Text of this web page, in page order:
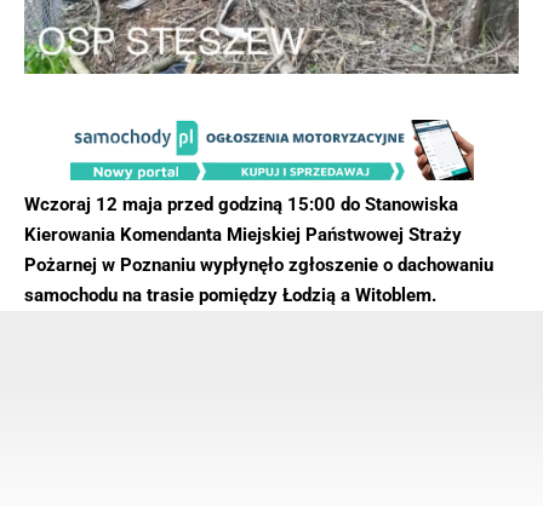
Wczoraj 12 maja przed godziną 15:00 do Stanowiska
Kierowania Komendanta Miejskiej Państwowej Straży
Pożarnej w Poznaniu wypłynęło zgłoszenie o dachowaniu
samochodu na trasie pomiędzy Łodzią a Witoblem.